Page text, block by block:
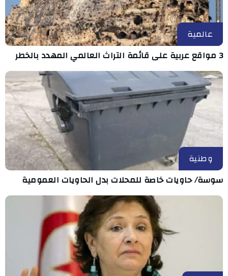
عالمية
3 مواقع عربية على قائمة التراث العالمي المهدد بالخطر
وطنية
سوسة/ حاويات خاصة للمحلات بدل الحاويات العمومية